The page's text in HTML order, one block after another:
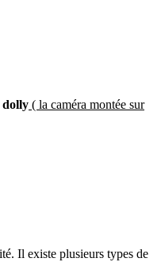
dolly ( la caméra montée sur
Il existe plusieurs types de